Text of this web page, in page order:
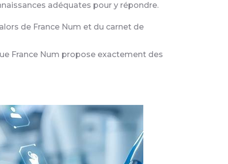
adéquates pour y répondre.
de France Num et du carnet de
France Num propose exactement des